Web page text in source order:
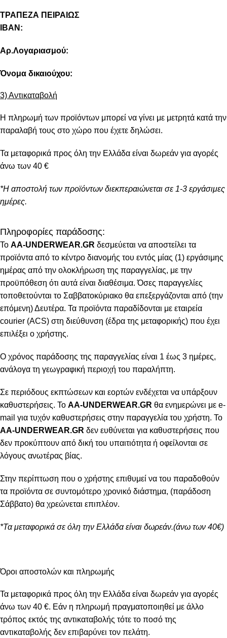
ΤΡΑΠΕΖΑ ΠΕΙΡΑΙΩΣ
IBAN:
Αρ.Λογαριασμού:
Όνομα δικαιούχου:
3) Αντικαταβολή
Η πληρωμή των προϊόντων μπορεί να γίνει με μετρητά κατά την
παραλαβή τους στο χώρο που έχετε δηλώσει.
Τα μεταφορικά προς όλη την Ελλάδα είναι δωρεάν για αγορές
άνω των 40 €
*Η αποστολή των προϊόντων διεκπεραιώνεται σε 1-3 εργάσιμες
ημέρες.
Πληροφορίες παράδοσης:
To AA-UNDERWEAR.GR δεσμεύεται να αποστείλει τα
προϊόντα από το κέντρο διανομής του εντός μίας (1) εργάσιμης
ημέρας από την ολοκλήρωση της παραγγελίας, με την
προϋπόθεση ότι αυτά είναι διαθέσιμα. Όσες παραγγελίες
τοποθετούνται το Σαββατοκύριακο θα επεξεργάζονται από (την
επόμενη) Δευτέρα. Τα προϊόντα παραδίδονται με εταιρεία
courier (ACS) στη διεύθυνση (έδρα της μεταφορικής) που έχει
επιλέξει ο χρήστης.
Ο χρόνος παράδοσης της παραγγελίας είναι 1 έως 3 ημέρες,
ανάλογα τη γεωγραφική περιοχή του παραλήπτη.
Σε περιόδους εκπτώσεων και εορτών ενδέχεται να υπάρξουν
καθυστερήσεις. Το AA-UNDERWEAR.GR θα ενημερώνει με e-
mail για τυχόν καθυστερήσεις στην παραγγελία του χρήστη. Το
AA-UNDERWEAR.GR δεν ευθύνεται για καθυστερήσεις που
δεν προκύπτουν από δική του υπαιτιότητα ή οφείλονται σε
λόγους ανωτέρας βίας.
Στην περίπτωση που ο χρήστης επιθυμεί να του παραδοθούν
τα προϊόντα σε συντομότερο χρονικό διάστημα, (παράδοση
Σάββατο) θα χρεώνεται επιπλέον.
*Τα μεταφορικά σε όλη την Ελλάδα είναι δωρεάν.(άνω των 40€)
Όροι αποστολών και πληρωμής
Τα μεταφορικά προς όλη την Ελλάδα είναι δωρεάν για αγορές
άνω των 40 €. Εάν η πληρωμή πραγματοποιηθεί με άλλο
τρόπος εκτός της αντικαταβολής τότε το ποσό της
αντικαταβολής δεν επιβαρύνει τον πελάτη.